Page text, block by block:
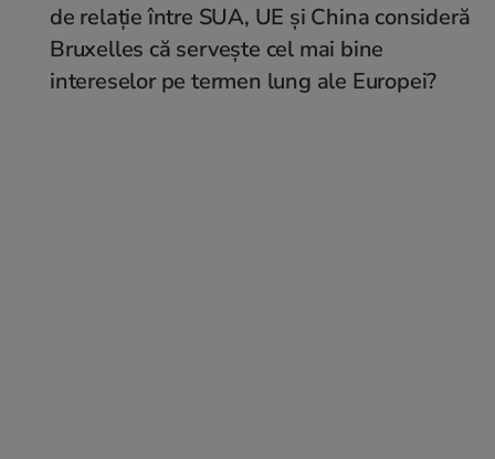
de relație între SUA, UE și China consideră
Bruxelles că servește cel mai bine
intereselor pe termen lung ale Europei?